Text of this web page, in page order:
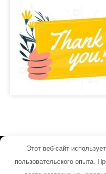
electrosvet24.ru -
Тема от
Этот веб-сайт
пользовательского опыта.